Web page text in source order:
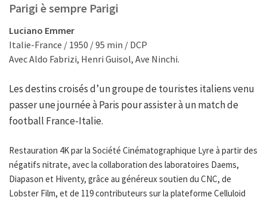
Parigi è sempre Parigi
Luciano Emmer
Italie-France / 1950 / 95 min / DCP
Avec Aldo Fabrizi, Henri Guisol, Ave Ninchi.
Les destins croisés d’un groupe de touristes italiens venu
passer une journée à Paris pour assister à un match de
football France-Italie.
Restauration 4K par la Société Cinématographique Lyre à partir des
négatifs nitrate, avec la collaboration des laboratoires Daems,
Diapason et Hiventy, grâce au généreux soutien du CNC, de
Lobster Film, et de 119 contributeurs sur la plateforme Celluloid